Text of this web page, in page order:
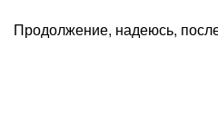
Продолжение, надеюсь,